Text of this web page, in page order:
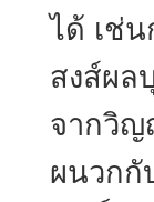
ได้ เช่
สงส์ผล
จากวิญ
ผนวกกั